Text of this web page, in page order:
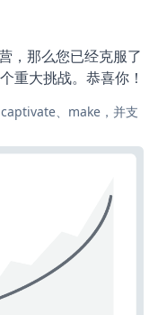
，那么您已经克服了
重大挑战。恭喜你！
、make，并支